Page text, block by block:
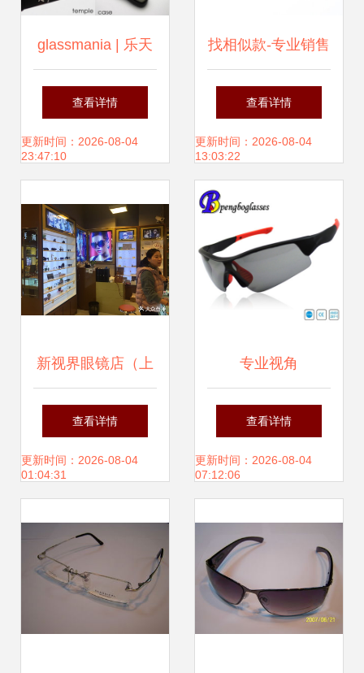
glassmania | 乐天
海外销售: 有义气
的RX5228F 5057
雷斑眼镜全部的合
身型号NEW
glassmania眼镜车
架眼镜眼镜眼镜
查看详情
更新时间：2026-08-04
23:47:10
找相似款-专业销售
防雾处理统镜片运
动眼镜 自行车护目
查看详情
更新时间：2026-08-04
13:03:22
新视界眼镜店（上
海书城店） 文化与
视力的双重视界
查看详情
更新时间：2026-08-04
01:04:31
专业视角
Paragliding
Sunglasses飞行伞
行者与极限运动打
造的高品质光学器
查看详情
更新时间：2026-08-04
07:12:06